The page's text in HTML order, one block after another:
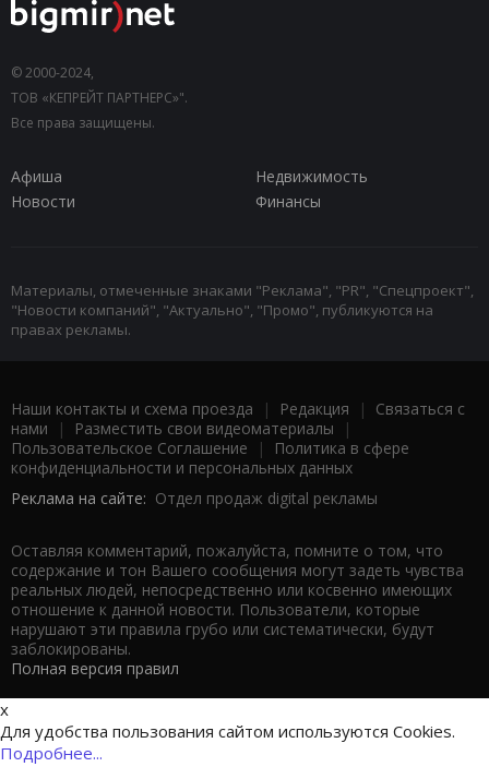
© 2000-2024,
ТОВ «КЕПРЕЙТ ПАРТНЕРС»".
Все права защищены.
Афиша
Недвижимость
Новости
Финансы
Материалы, отмеченные знаками "Реклама", "PR", "Спецпроект",
"Новости компаний", "Актуально", "Промо", публикуются на
правах рекламы.
Наши контакты и схема проезда | Редакция | Связаться с
нами | Разместить свои видеоматериалы |
Пользовательское Соглашение |
Политика в сфере
конфиденциальности и персональных данных
Реклама на сайте: Отдел продаж digital рекламы
Оставляя комментарий, пожалуйста, помните о том, что
содержание и тон Вашего сообщения могут задеть чувства
реальных людей, непосредственно или косвенно имеющих
отношение к данной новости. Пользователи, которые
нарушают эти правила грубо или систематически, будут
заблокированы.
Полная версия правил
x
Для удобства пользования сайтом используются Cookies.
Подробнее...